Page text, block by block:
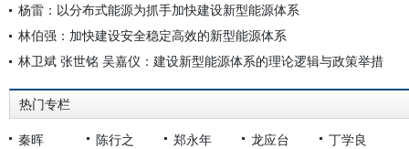
杨雷：以分布式能源为抓手加快建设新型能源体系
林伯强：加快建设安全稳定高效的新型能源体系
林卫斌 张世铭 吴嘉仪：建设新型能源体系的理论逻辑与政策举措
热门专栏
秦晖 陈行之 郑永年 龙应台
丁学良